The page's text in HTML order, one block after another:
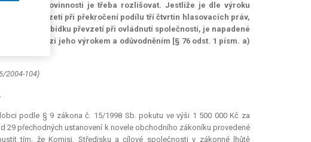
Tyto povinnosti je třeba rozlišovat. Jestliže je dle výroku
převzetí při překročení podílu tří čtvrtin hlasovacích práv,
učinit nabídku převzetí při ovládnutí společnosti, je napadené
mezi jeho výrokem a odůvodněním [§ 76 odst. 1 písm. a)
2004-104)
podle § 9 zákona č. 15/1998 Sb. pokutu ve výši 1 500 000 Kč za
29 přechodných ustanovení k novele obchodního zákoníku provedené
tím, že Komisi, Středisku a cílové společnosti v zákonné lhůtě